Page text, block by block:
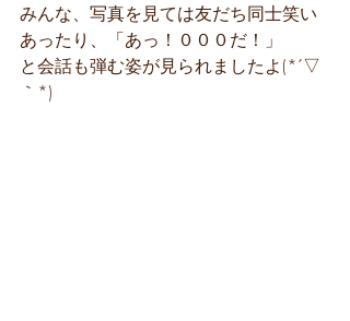
みんな、写真を見ては友だち同士笑い
あったり、「あっ！０００だ！」
と会話も弾む姿が見られましたよ(*´▽
｀*)